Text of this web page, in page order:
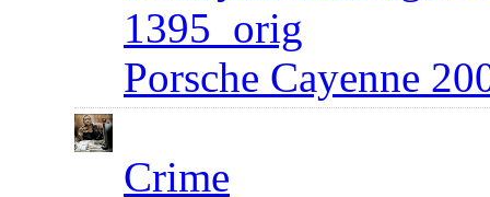
1395_orig
Porsche Cayenne
Crime